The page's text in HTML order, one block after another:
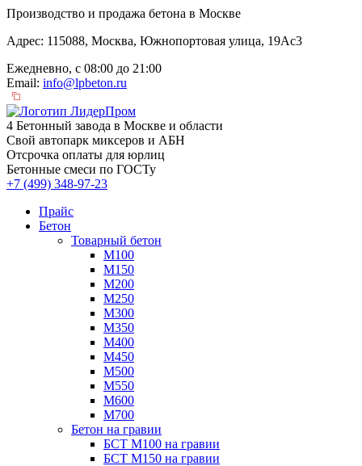
Производство и продажа бетона в Москве
Адрес: 115088, Москва, Южнопортовая улица, 19Ас3
Ежедневно, с 08:00 до 21:00
Email: info@lpbeton.ru
4 Бетонный завода в Москве и области
Свой автопарк миксеров и АБН
Отсрочка оплаты для юрлиц
Бетонные смеси по ГОСТу
+7 (499) 348-97-23
Прайс
Бетон
Товарный бетон
М100
М150
М200
М250
М300
М350
М400
М450
М500
М550
М600
М700
Бетон на гравии
БСТ М100 на гравии
БСТ М150 на гравии